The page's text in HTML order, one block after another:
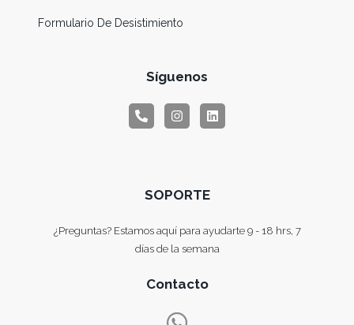
Formulario De Desistimiento
Síguenos
SOPORTE
¿Preguntas? Estamos aquí para ayudarte 9 - 18 hrs, 7
días de la semana
Contacto